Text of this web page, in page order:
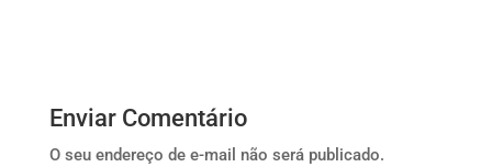
Enviar Comentário
O seu endereço de e-mail não será publicado.